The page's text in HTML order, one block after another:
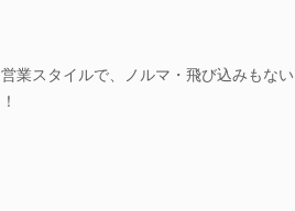
業スタイルで、ノルマ・飛び込みもない